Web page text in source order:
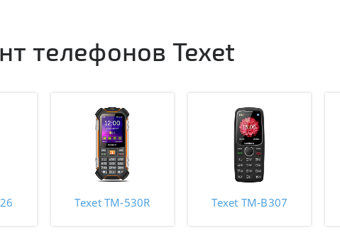
телефонов Texet
Texet TM-530R Texet TM-B307